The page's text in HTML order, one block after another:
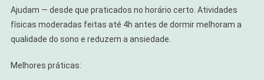
Ajudam — desde que praticados no horário certo. Atividades
físicas moderadas feitas até 4h antes de dormir melhoram a
qualidade do sono e reduzem a ansiedade.
Melhores práticas: